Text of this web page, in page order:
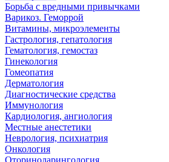
Борьба с вредными привычками
Варикоз. Геморрой
Витамины, микроэлементы
Гастрология, гепатология
Гематология, гемостаз
Гинекология
Гомеопатия
Дерматология
Диагностические средства
Иммунология
Кардиология, ангиология
Местные анестетики
Неврология, психиатрия
Онкология
Оториноларингология